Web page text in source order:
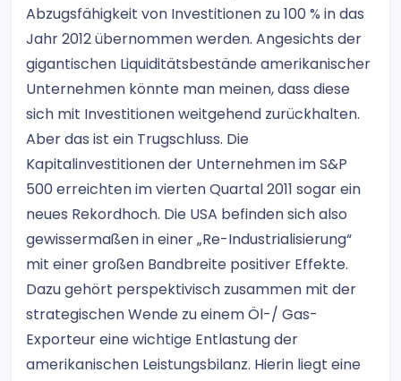
Abzugsfähigkeit von Investitionen zu 100 % in das
Jahr 2012 übernommen werden. Angesichts der
gigantischen Liquiditätsbestände amerikanischer
Unternehmen könnte man meinen, dass diese
sich mit Investitionen weitgehend zurückhalten.
Aber das ist ein Trugschluss. Die
Kapitalinvestitionen der Unternehmen im S&P
500 erreichten im vierten Quartal 2011 sogar ein
neues Rekordhoch. Die USA befinden sich also
gewissermaßen in einer „Re-Industrialisierung“
mit einer großen Bandbreite positiver Effekte.
Dazu gehört perspektivisch zusammen mit der
strategischen Wende zu einem Öl-/ Gas-
Exporteur eine wichtige Entlastung der
amerikanischen Leistungsbilanz. Hierin liegt eine